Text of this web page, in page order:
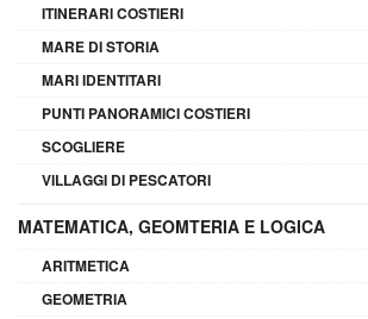
ITINERARI COSTIERI
MARE DI STORIA
MARI IDENTITARI
PUNTI PANORAMICI COSTIERI
SCOGLIERE
VILLAGGI DI PESCATORI
MATEMATICA, GEOMTERIA E LOGICA
ARITMETICA
GEOMETRIA